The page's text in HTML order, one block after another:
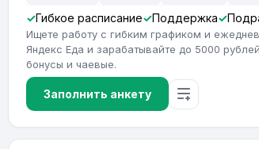
Гибкое расписание Поддержка
Ищете работу с гибким графиком и
Яндекс Еда и зарабатывайте до 5000
бонусы и чаевые.
Заполнить анкету